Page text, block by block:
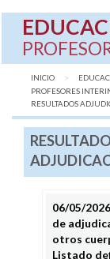
INICIO
PROFESORES
AQUÍ:
RESULTADOS
06/05/
de
otros
Listado